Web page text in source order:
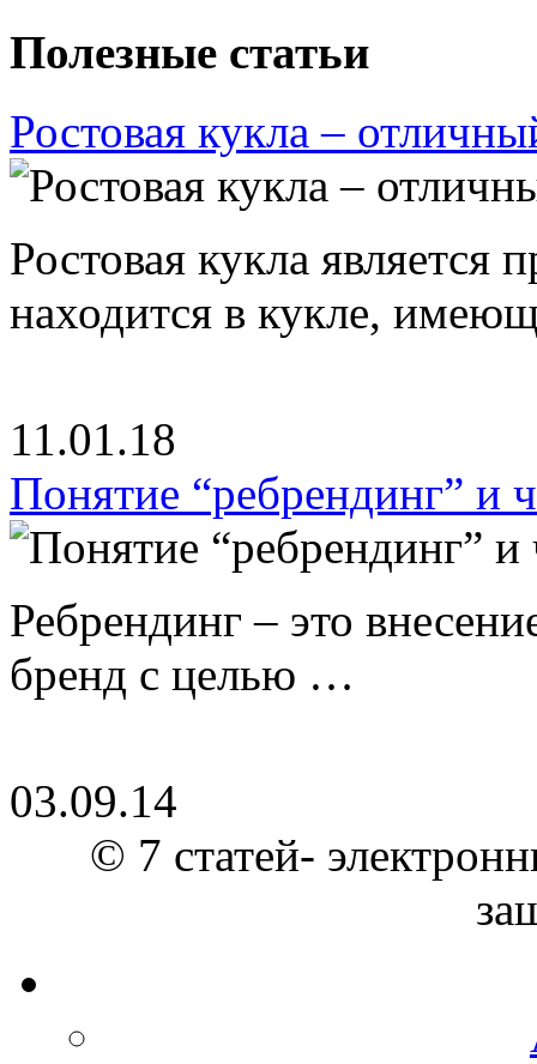
Полезные статьи
Ростовая кукла –
Ростовая кукла является
находится в кукле,
11.01.18
Понятие “ребрендинг” и
Ребрендинг – это
бренд с целью …
03.09.14
© 7 статей-